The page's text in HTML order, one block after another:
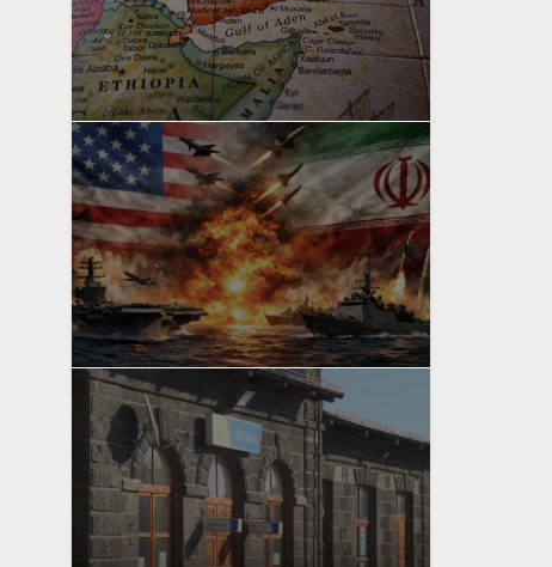
yazanBahri Ak
yazanBahri Ak
yazan Bahri Ak